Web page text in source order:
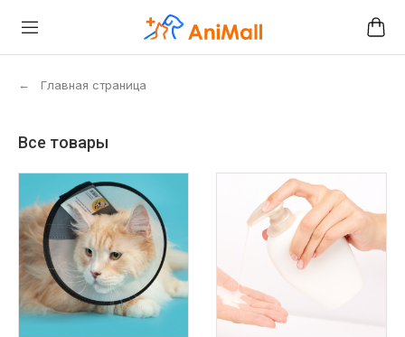
← Главная страница
Все товары